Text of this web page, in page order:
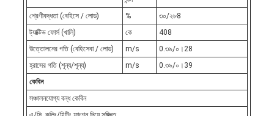
শ্রেণীবদ্ধতা (বেহিসে / লোড) %
৩০/২৮8
ট্যাক্টিভ ফোর্স (খালি)
কে
408
উত্তোলনের গতি (বেহিসেবা / লোড)
m/s
0.৩৯/০।28
হ্রাসের গতি (শূন্য/শূন্য)
m/s
0.৩৯/০।39
কেবিন
সঞ্চালনযোগ্য বন্ধ কেবিন